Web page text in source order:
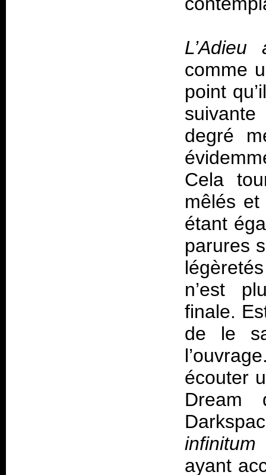
L’Adieu
comme
point
degré
Cela
mêlés
étant
parures
n’est
finale.
de le
écouter
Dream
infinitum
ayant